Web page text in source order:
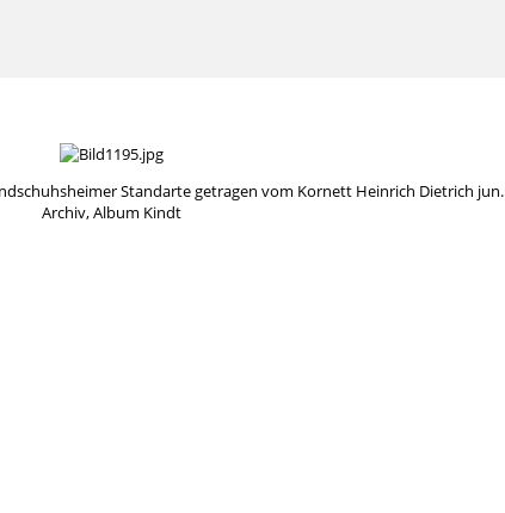
Standarte getragen vom Kornett Heinrich Dietrich jun.
Archiv, Album Kindt